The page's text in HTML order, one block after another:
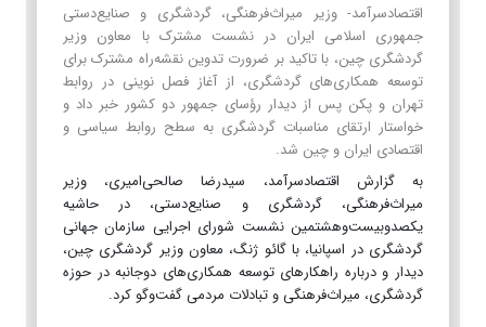
اقتصادسرآمد- وزیر میراث‌فرهنگی، گردشگری و صنایع‌دستی
جمهوری اسلامی ایران در نشست مشترک با معاون وزیر
گردشگری چین، با تاکید بر ضرورت تدوین نقشه‌راه مشترک برای
توسعه همکاری‌های گردشگری، از آغاز فصل نوینی در روابط
تهران و پکن پس از دیدار رؤسای جمهور دو کشور خبر داد و
خواستار ارتقای مناسبات گردشگری به سطح روابط سیاسی و
اقتصادی ایران و چین شد.
به گزارش اقتصادسرآمد، سیدرضا صالحی‌امیری، وزیر
میراث‌فرهنگی، گردشگری و صنایع‌دستی، در حاشیه
یکصدوبیست‌وهشتمین نشست شورای اجرایی سازمان جهانی
گردشگری در اسپانیا، با گائو ژنگ، معاون وزیر گردشگری چین،
دیدار و درباره راهکارهای توسعه همکاری‌های دوجانبه در حوزه
گردشگری، میراث‌فرهنگی و تبادلات مردمی گفت‌وگو کرد.